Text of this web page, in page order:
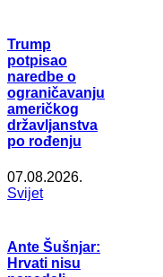
Trump
potpisao
naredbe o
ograničavanju
američkog
državljanstva
po rođenju
07.08.2026.
Svijet
Ante Šušnjar:
Hrvati nisu